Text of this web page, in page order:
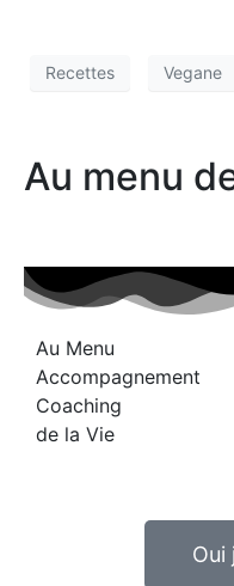
Recettes Vegane
Au menu
Au Menu
Accompagnement
Coaching
de la Vie
Oui